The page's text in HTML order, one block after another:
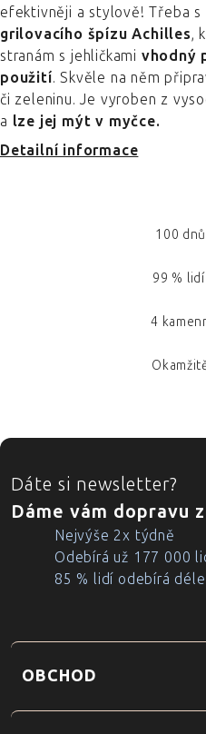
efektivněji a stylově! Třeba
grilovacího špízu Achilles,
stranám s jehličkami vhodný
použití. Skvěle na něm
či zeleninu. Je vyroben z
a lze jej mýt v myčce.
Detailní informace
100
99 %
4
ZÁPATÍ
Dáte si newsletter?
Dáme vám dopravu
Nejvýše 2x týdně
Odebírá už 177 000
85 % lidí odebírá
OBCHOD